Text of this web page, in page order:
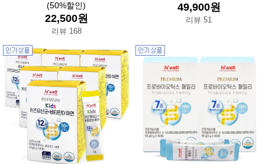
(50%할인)
22,500원
리뷰 168
49,900원
리뷰 51